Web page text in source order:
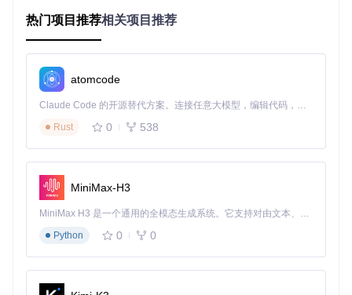
采用模块化配置方案，将前后端配置分离为独立模块：
前端应用：设置状态管理与UI组件库偏好
部署流程：定义构建命令与环境变量注入规则
实施路径：5分钟快速部署流程
部署步骤
获取模板库
git clone
选择基础模板
前端项目：
components/
全栈应用：pages/目录中的完整项目结构模板
参数定制
修改模板中的三大核心配置块：
热门项目推荐相关项目推荐
atomcode
Claude Code 的开源替代方案。连接任意大模型，编辑代码，运行命令，自动验证 — 全自动执行。用 Rust 构建，极致性能。 ｜ An open-source alternative to Claude Code. Connect any LLM, edit code, run commands, and verify changes — autonomously. Built in Rust for speed. Get Started
Rust
0 538
MiniMax-H3
MiniMax H3 是一个通用的全模态生成系统。它支持对由文本、图像、视频和音频组成的多模态上下文进行统一理解，并能生成分辨率高达 2K、时长可达 15 秒的带原生立体声音频的视频。得益于面向任务泛化的系统设计，H3 在预训练阶段就已具备广泛的多模态上下文理解与生成能力，能够出色地执行复杂的多模态指令。
Python
0 0